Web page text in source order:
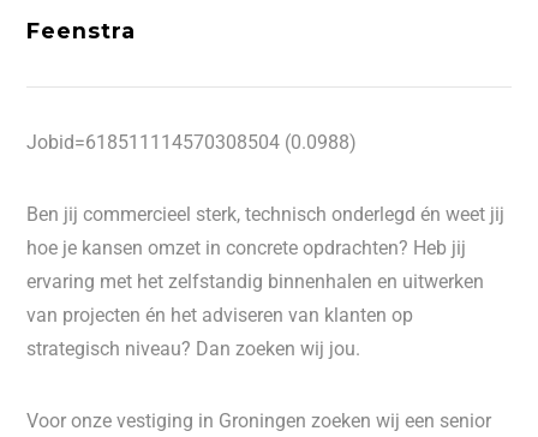
Feenstra
Jobid=618511114570308504 (0.0988)
Ben jij commercieel sterk, technisch onderlegd én weet jij
hoe je kansen omzet in concrete opdrachten? Heb jij
ervaring met het zelfstandig binnenhalen en uitwerken
van projecten én het adviseren van klanten op
strategisch niveau? Dan zoeken wij jou.
Voor onze vestiging in Groningen zoeken wij een senior